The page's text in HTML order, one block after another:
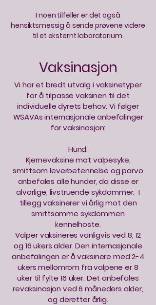
I noen tilfeller er det også
hensiktsmessig å sende prøvene videre
til et eksternt laboratorium.
Vaksinasjon
Vi har et bredt utvalg i vaksinetyper
for å tilpasse vaksinen til det
individuelle dyrets behov. Vi følger
WSAVAs internasjonale anbefalinger
for vaksinasjon:
Hund:
Kjernevaksine mot valpesyke,
smittsom leverbetennelse og parvo
anbefales alle hunder, da disse er
alvorlige, livstruende sykdommer. I
tillegg vaksinerer vi årlig mot den
smittsomme sykdommen
kennelhoste.
Valper vaksineres vanligvis ved 8, 12
og 16 ukers alder. Den internasjonale
anbefalingen er å vaksinere med 2-4
ukers mellomrom fra valpene er 8
uker til fylte 16 uker. Det anbefales
revaksinasjon ved 6 måneders alder,
og deretter årlig.